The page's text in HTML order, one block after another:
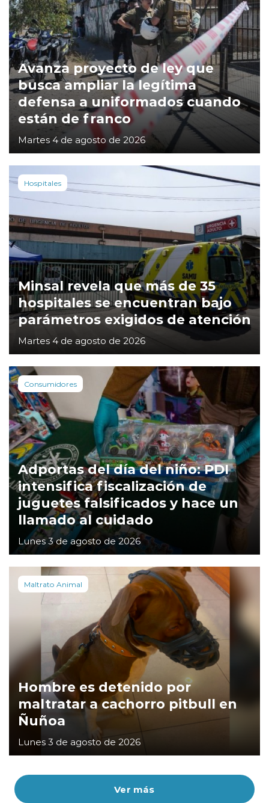
Ver más
Avanza proyecto de ley que
busca ampliar la legítima
defensa a uniformados cuando
están de franco
Martes 4 de agosto de 2026
Hospitales
Minsal revela que más de 35
hospitales se encuentran bajo
parámetros exigidos de atención
Martes 4 de agosto de 2026
Consumidores
Adportas del día del niño: PDI
intensifica fiscalización de
juguetes falsificados y hace un
llamado al cuidado
Lunes 3 de agosto de 2026
Maltrato Animal
Hombre es detenido por
maltratar a cachorro pitbull en
Ñuñoa
Lunes 3 de agosto de 2026